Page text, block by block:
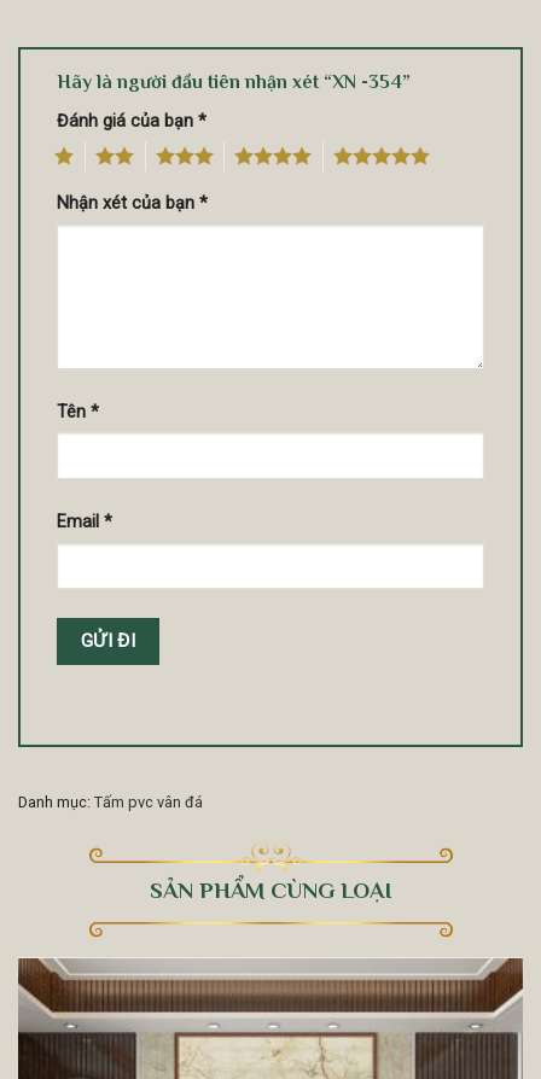
Hãy là người đầu tiên nhận xét “XN -354”
Đánh giá của bạn *
4 5
Nhận xét của bạn *
Tên *
Email *
Danh mục: Tấm pvc vân đá
SẢN PHẨM CÙNG LOẠI